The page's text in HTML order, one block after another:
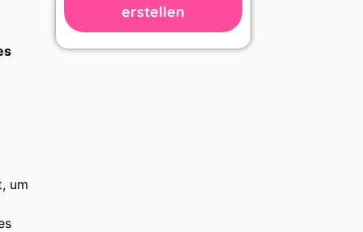
um
erstellen